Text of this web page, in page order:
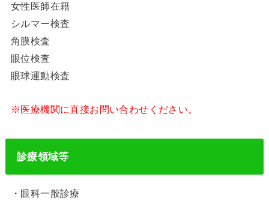
女性医師在籍
シルマー検査
角膜検査
眼位検査
眼球運動検査
※医療機関に直接お問い合わせください。
診療領域等
・眼科一般診療